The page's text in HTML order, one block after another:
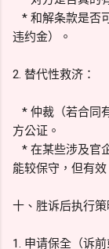
* 和解条款是否
违约金）。
2. 替代性救济：
* 仲裁（若合同
方公证。
* 在某些涉及官
能较保守，但有效
十、胜诉后执行策
1. 申请保全（诉